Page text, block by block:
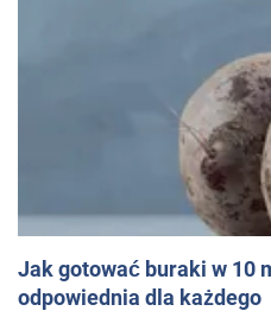
Jak gotować buraki w 10
odpowiednia dla każdego